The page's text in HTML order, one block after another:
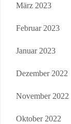
März 2023
Februar 2023
Januar 2023
Dezember 2022
November 2022
Oktober 2022